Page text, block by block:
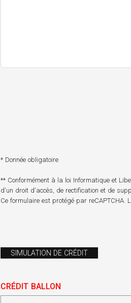
* Donnée obligatoire
** Conformément à la loi Informatique et
d'un droit d'accès, de rectification et de
Ce formulaire est protégé par reCAPTCHA.
SIMULATION DE CRÉDIT
CRÉDIT BALLON